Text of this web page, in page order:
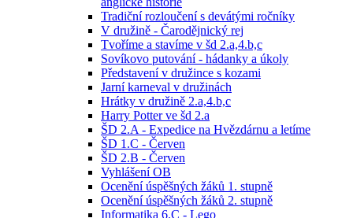
Tradiční rozloučení s devátými ročníky
V družině - Čarodějnický rej
Tvoříme a stavíme v šd 2.a,4.b,c
Sovíkovo putování - hádanky a úkoly
Představení v družince s kozami
Jarní karneval v družinách
Hrátky v družině 2.a,4.b,c
Harry Potter ve šd 2.a
ŠD 2.A - Expedice na Hvězdárnu a letíme
ŠD 1.C - Červen
ŠD 2.B - Červen
Vyhlášení OB
Ocenění úspěšných žáků 1. stupně
Ocenění úspěšných žáků 2. stupně
Informatika 6.C - Lego